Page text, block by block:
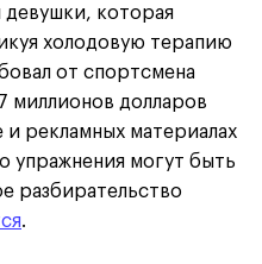
девушки, которая
холодовую терапию
от спортсмена
миллионов долларов
и рекламных материалах
упражнения могут быть
разбирательство
.